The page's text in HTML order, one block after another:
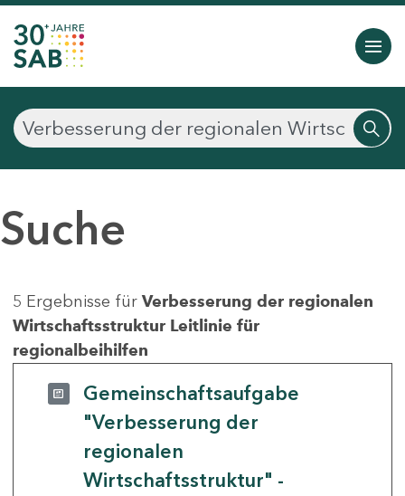
Suche
5 Ergebnisse für Verbesserung der regionalen
Wirtschaftsstruktur Leitlinie für
regionalbeihilfen
Gemeinschaftsaufgabe
"Verbesserung der
regionalen
Wirtschaftsstruktur" -